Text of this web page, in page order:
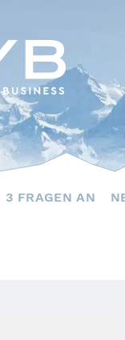
3 FRAGEN AN